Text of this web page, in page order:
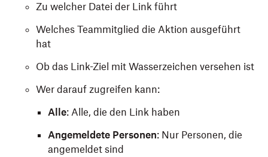
Zu welcher Datei der Link führt
Welches Teammitglied die Aktion ausgeführt
hat
Ob das Link-Ziel mit Wasserzeichen versehen ist
Wer darauf zugreifen kann:
Alle: Alle, die den Link haben
Angemeldete Personen: Nur Personen, die
angemeldet sind